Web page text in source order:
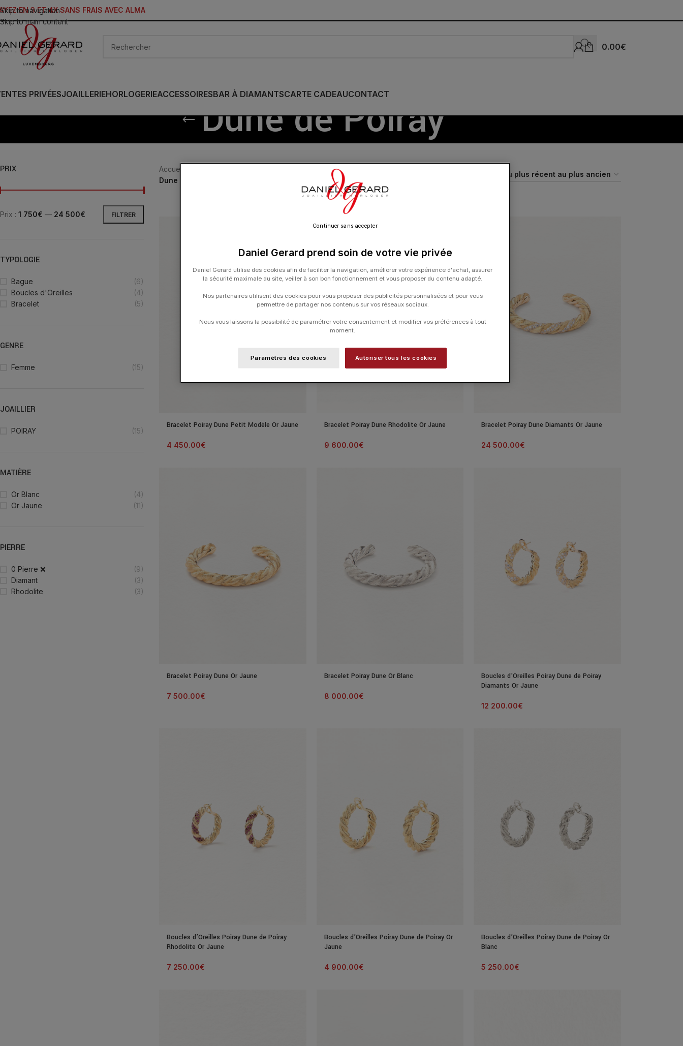
Skip to navigation
Skip to main content
EN 3 ET 4X SANS FRAIS AVEC ALMA
0.00€
PRIVÉESJOAILLERIEHORLOGERIEACCESSOIRESBAR À DIAMANTSCARTE CADEAUCONTACT
Dune de Poiray
PRIX
FILTRER
Prix : 1 750€ — 24 500€
TYPOLOGIE
Bague
(6)
Boucles d'Oreilles
(4)
Bracelet
(5)
GENRE
Femme (15)
JOAILLIER
POIRAY (15)
MATIÈRE
Or Blanc
(4)
Or Jaune
(11)
PIERRE
0 Pierre ❌
(9)
Diamant
(3)
Rhodolite
(3)
Accueil
Dune de Poiray
Show
Bracelet Poiray Dune Petit Modèle Or Jaune
4 450.00€
Bracelet Poiray Dune Rhodolite Or Jaune
9 600.00€
Bracelet Poiray Dune Diamants Or Jaune
24 500.00€
Bracelet Poiray Dune Or Jaune
7 500.00€
Bracelet Poiray Dune Or Blanc
8 000.00€
Boucles d’Oreilles Poiray Dune de Poiray
Diamants Or Jaune
12 200.00€
Boucles d’Oreilles Poiray Dune de Poiray
Rhodolite Or Jaune
7 250.00€
Boucles d’Oreilles Poiray Dune de Poiray Or
Jaune
4 900.00€
Boucles d’Oreilles Poiray Dune de Poiray Or
Blanc
5 250.00€
Daniel Gerard prend soin de votre vie privée
Daniel Gerard utilise des cookies afin de faciliter la navigation, améliorer votre expérience d'achat, assurer
la sécurité maximale du site, veiller à son bon fonctionnement et vous proposer du contenu adapté.
Nos partenaires utilisent des cookies pour vous proposer des publicités personnalisées et pour vous
permettre de partager nos contenus sur vos réseaux sociaux.
Nous vous laissons la possibilité de paramétrer votre consentement et modifier vos préférences à tout
moment.
Paramètres des cookies Autoriser tous les cookies
Continuer sans accepter